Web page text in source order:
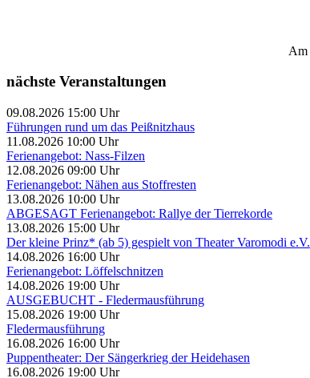
Am
nächste Veranstaltungen
09.08.2026 15:00 Uhr
Führungen rund um das Peißnitzhaus
11.08.2026 10:00 Uhr
Ferienangebot: Nass-Filzen
12.08.2026 09:00 Uhr
Ferienangebot: Nähen aus Stoffresten
13.08.2026 10:00 Uhr
ABGESAGT Ferienangebot: Rallye der Tierrekorde
13.08.2026 15:00 Uhr
Der kleine Prinz* (ab 5) gespielt von Theater Varomodi e.V.
14.08.2026 16:00 Uhr
Ferienangebot: Löffelschnitzen
14.08.2026 19:00 Uhr
AUSGEBUCHT - Fledermausführung
15.08.2026 19:00 Uhr
Fledermausführung
16.08.2026 16:00 Uhr
Puppentheater: Der Sängerkrieg der Heidehasen
16.08.2026 19:00 Uhr